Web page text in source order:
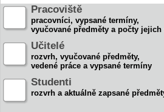
Pracoviště
pracovníci, vypsané termíny,
vyučované předměty a počty jejich
Učitelé
rozvrh, vyučované předměty,
vedené práce a vypsané termíny
Studenti
rozvrh a aktuálně zapsané